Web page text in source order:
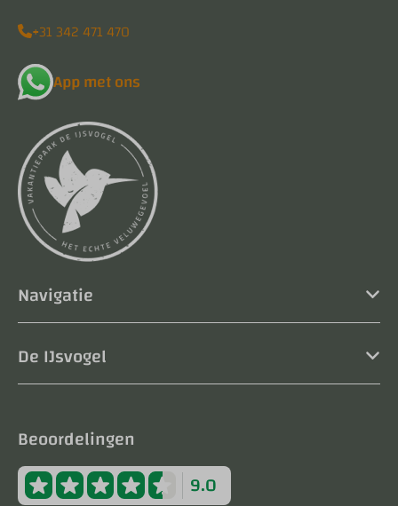
+31 342 471 470
App met ons
Navigatie
De IJsvogel
Beoordelingen
9.0